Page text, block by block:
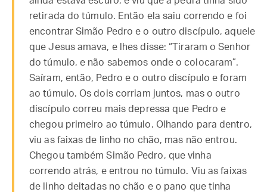
retirada do túmulo. Então ela saiu correndo e foi
encontrar Simão Pedro e o outro discípulo, aquele
que Jesus amava, e lhes disse: “Tiraram o Senhor
do túmulo, e não sabemos onde o colocaram”.
Saíram, então, Pedro e o outro discípulo e foram
ao túmulo. Os dois corriam juntos, mas o outro
discípulo correu mais depressa que Pedro e
chegou primeiro ao túmulo. Olhando para dentro,
viu as faixas de linho no chão, mas não entrou.
Chegou também Simão Pedro, que vinha
correndo atrás, e entrou no túmulo. Viu as faixas
de linho deitadas no chão e o pano que tinha